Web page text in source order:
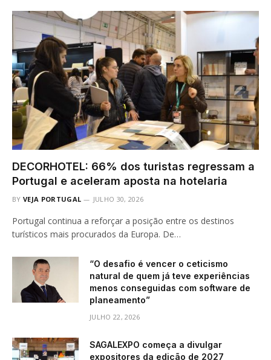
DECORHOTEL: 66% dos turistas regressam a
Portugal e aceleram aposta na hotelaria
BY VEJA PORTUGAL JULHO 30, 2026
Portugal continua a reforçar a posição entre os destinos
turísticos mais procurados da Europa. De…
“O desafio é vencer o ceticismo
natural de quem já teve experiências
menos conseguidas com software de
planeamento”
JULHO 22, 2026
SAGALEXPO começa a divulgar
expositores da edição de 2027